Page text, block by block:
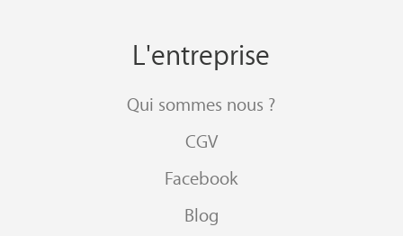
L'entreprise
Qui sommes nous ?
CGV
Facebook
Blog